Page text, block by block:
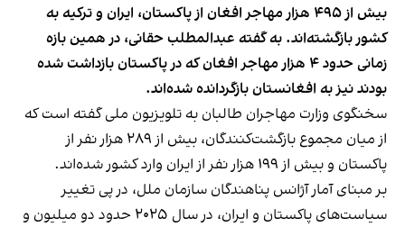
بیش از ۴۹۵ هزار مهاجر افغان از پاکستان، ایران و ترکیه به
کشور بازگشته‌اند. به گفته عبدالمطلب حقانی، در همین بازه
زمانی حدود ۴ هزار مهاجر افغان که در پاکستان بازداشت شده
بودند نیز به افغانستان بازگردانده شده‌اند.
سخنگوی وزارت مهاجران طالبان به تلویزیون ملی گفته است که
از میان مجموع بازگشت‌کنندگان، بیش از ۲۸۹ هزار نفر از
پاکستان و بیش از ۱۹۹ هزار نفر از ایران وارد کشور شده‌اند.
بر مبنای آمار آژانس پناهندگان سازمان ملل، در پی تغییر
سیاست‌های پاکستان و ایران، در سال ۲۰۲۵ حدود دو میلیون و